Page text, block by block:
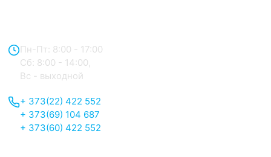
Пн-Пт: 8:00 - 17:00
Сб: 8:00 - 14:00,
Вс - выходной
+ 373(22) 422 552
+ 373(69) 104 687
+ 373(60) 422 552